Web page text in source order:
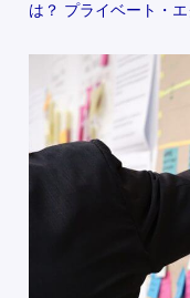
は？ プライベート・